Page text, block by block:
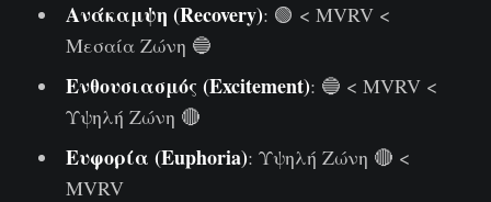
Ανάκαμψη (Recovery): 🟢 < MVRV <
Μεσαία Ζώνη 🔵
Ενθουσιασμός (Excitement): 🔵 < MVRV <
Υψηλή Ζώνη 🔴
Ευφορία (Euphoria): Υψηλή Ζώνη 🔴 <
MVRV